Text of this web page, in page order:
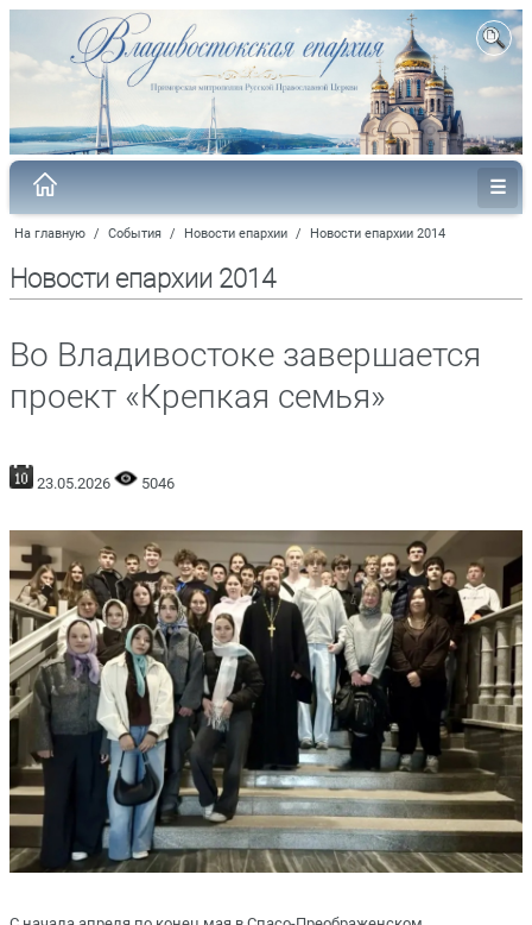
На главную / События / Новости епархии / Новости епархии 2014
Новости епархии 2014
Во Владивостоке завершается
проект «Крепкая семья»
23.05.2026 5046